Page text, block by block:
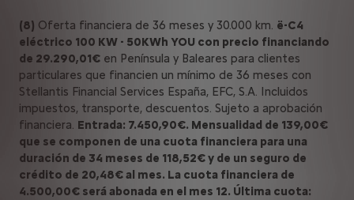
(8) Oferta financiera de 36 meses y 30.000 km. ë-C4
eléctrico 100 KW - 50KWh YOU con precio financiando
de 29.290,01€ en Península y Baleares para clientes
particulares que financien un mínimo de 36 meses con
Stellantis Financial Services España, EFC, S.A. Incluidos
impuestos, transporte, descuentos. Sujeto a aprobación
financiera. Entrada: 7.450,90€. Mensualidad de 139,00€
que se componen de una cuota financiera para una
duración de 34 meses de 118,52€ y de un seguro de
crédito de 20,48€ al mes. La cuota financiera de
4.500,00€ será abonada en el mes 12. Última cuota: